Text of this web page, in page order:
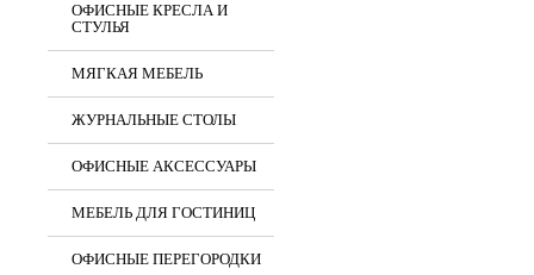
ОФИСНЫЕ КРЕСЛА И
СТУЛЬЯ
МЯГКАЯ МЕБЕЛЬ
ЖУРНАЛЬНЫЕ СТОЛЫ
ОФИСНЫЕ АКСЕССУАРЫ
МЕБЕЛЬ ДЛЯ ГОСТИНИЦ
ОФИСНЫЕ ПЕРЕГОРОДКИ